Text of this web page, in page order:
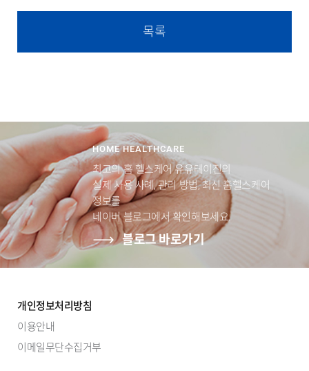
목록
HOME HEALTHCARE
최고의 홈 헬스케어 유유테이진의
실제 사용 사례, 관리 방법, 최신 홈헬스케어
정보를
네이버 블로그에서 확인해보세요.
블로그 바로가기
개인정보처리방침
이용안내
이메일무단수집거부